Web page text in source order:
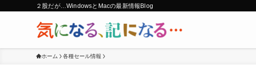
２股だが…WindowsとMacの最新情報Blog
ホーム 各種セール情報